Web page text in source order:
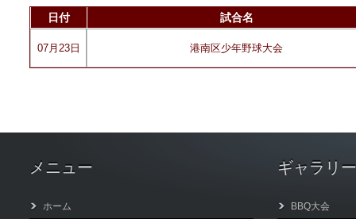
日付 試合名
07月23日 港南区少年野球大会
メニュー
ホーム
ギャラリー
BBQ大会